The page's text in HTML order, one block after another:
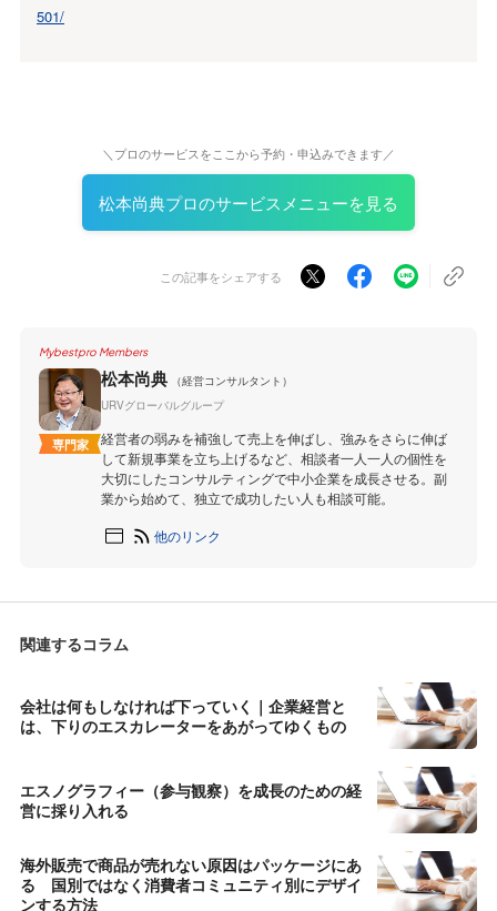
501/
＼プロのサービスをここから予約・申込みできます／
松本尚典プロのサービスメニューを見る
この記事をシェアする
Mybestpro Members
専門家
松本尚典
（経営コンサルタント）
URVグローバルグループ
経営者の弱みを補強して売上を伸ばし、強みをさらに伸ば
して新規事業を立ち上げるなど、相談者一人一人の個性を
大切にしたコンサルティングで中小企業を成長させる。副
業から始めて、独立で成功したい人も相談可能。
他のリンク
関連するコラム
会社は何もしなければ下っていく｜企業経営と
は、下りのエスカレーターをあがってゆくもの
エスノグラフィー（参与観察）を成長のための経
営に採り入れる
海外販売で商品が売れない原因はパッケージにあ
る 国別ではなく消費者コミュニティ別にデザイ
ンする方法